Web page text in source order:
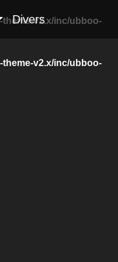
v2.x/inc/ubboo-
v2.x/inc/ubboo-
Divers